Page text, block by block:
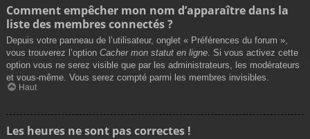
Comment empêcher mon nom d’apparaître dans la
liste des membres connectés ?
Depuis votre panneau de l’utilisateur, onglet « Préférences du forum »,
vous trouverez l’option Cacher mon statut en ligne. Si vous activez cette
option vous ne serez visible que par les administrateurs, les modérateurs
et vous-même. Vous serez compté parmi les membres invisibles.
Haut
Les heures ne sont pas correctes !